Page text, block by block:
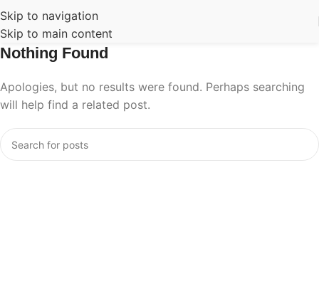
Skip to navigation
Skip to main content
Nothing Found
Apologies, but no results were found. Perhaps searching
will help find a related post.